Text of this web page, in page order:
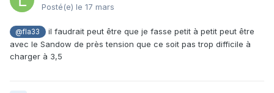
Posté(e) le 17 mars
@fla33
il faudrait peut être que je fasse petit à petit peut être
avec le Sandow de près tension que ce soit pas trop difficile à
charger à 3,5